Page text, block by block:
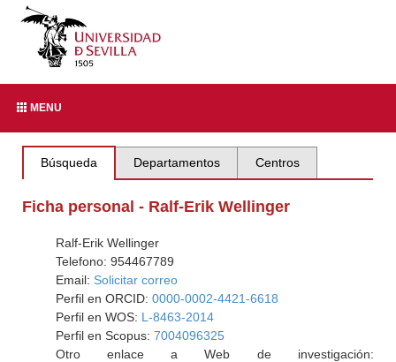
MENU
Búsqueda Departamentos Centros
Ficha personal - Ralf-Erik Wellinger
Ralf-Erik Wellinger
Telefono: 954467789
Email: Solicitar correo
Perfil en ORCID: 0000-0002-4421-6618
Perfil en WOS: L-8463-2014
Perfil en Scopus: 7004096325
Otro enlace a Web de investigación: